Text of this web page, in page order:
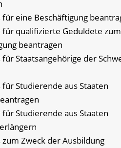
eine Beschäftigung
qualifizierte Geduldete zum
beantragen
Staatsangehörige der
Studierende aus Staaten
Studierende aus Staaten
Zweck der Ausbildung